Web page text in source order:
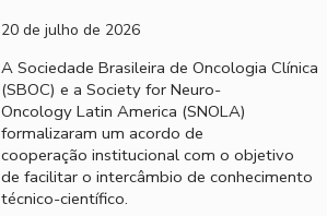
20 de julho de 2026
A Sociedade Brasileira de Oncologia Clínica
(SBOC) e a Society for Neuro-
Oncology Latin America (SNOLA)
formalizaram um acordo de
cooperação institucional com o objetivo
de facilitar o intercâmbio de conhecimento
técnico-científico.